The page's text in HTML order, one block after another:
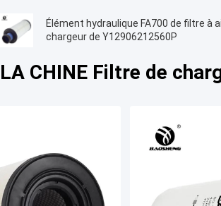
Élément hydraulique FA700 de filtre à
chargeur de Y12906212560P
LA CHINE Filtre de